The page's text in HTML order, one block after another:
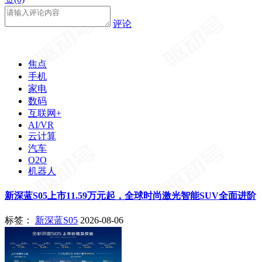
评论
焦点
手机
家电
数码
互联网+
AI/VR
云计算
汽车
O2O
机器人
新深蓝S05上市11.59万元起，全球时尚激光智能SUV全面进阶
标签： 新深蓝S05 2026-08-06